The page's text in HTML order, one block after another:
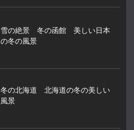
雪の絶景 冬の函館 美しい日本
の冬の風景
冬の北海道 北海道の冬の美しい
風景